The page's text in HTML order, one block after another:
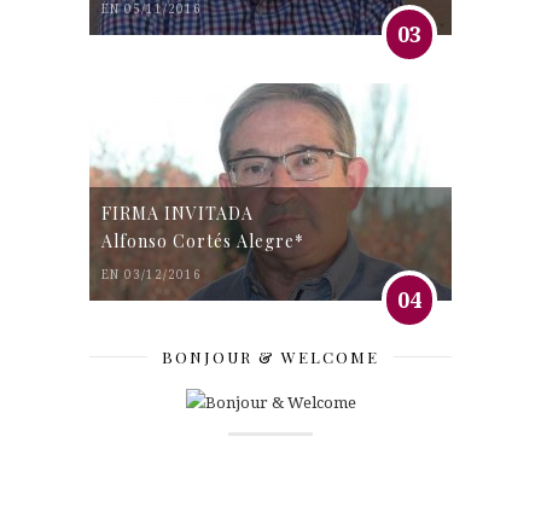
EN 05/11/2016
03
FIRMA INVITADA
Alfonso Cortés Alegre*
EN 03/12/2016
04
BONJOUR & WELCOME